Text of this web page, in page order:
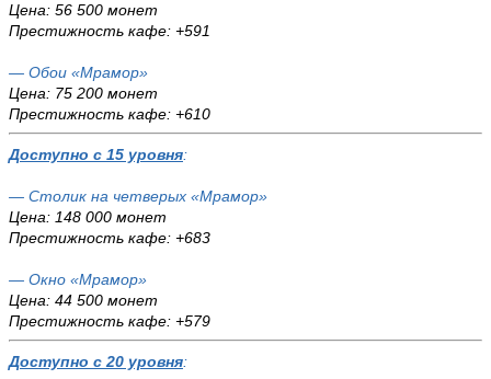
Цена: 56 500 монет
Престижность кафе: +591
— Обои «Мрамор»
Цена: 75 200 монет
Престижность кафе: +610
Доступно с 15 уровня:
— Столик на четверых «Мрамор»
Цена: 148 000 монет
Престижность кафе: +683
— Окно «Мрамор»
Цена: 44 500 монет
Престижность кафе: +579
Доступно с 20 уровня: